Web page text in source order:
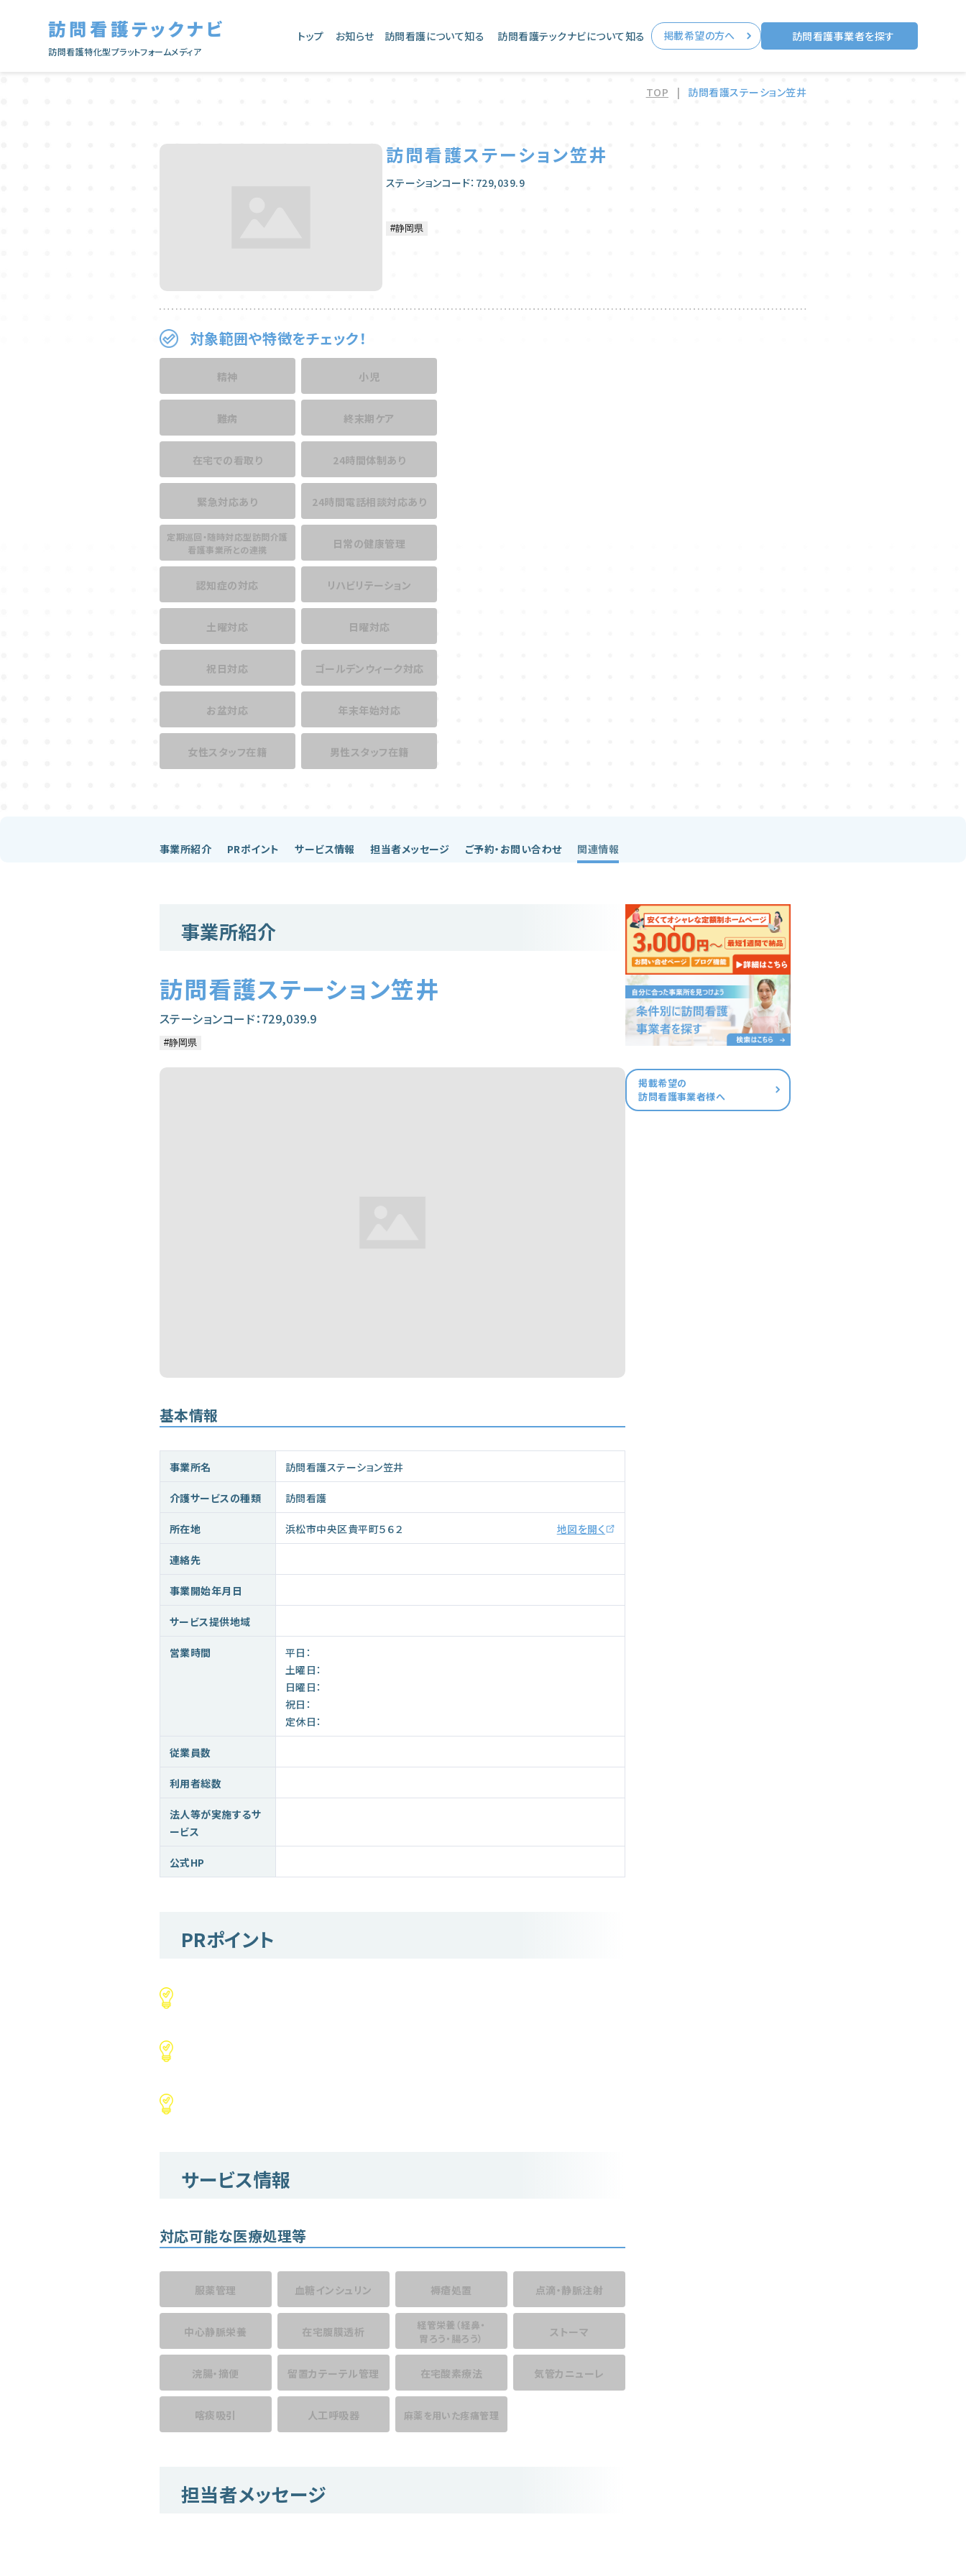
訪問看護テックナビ
訪問看護特化型プラットフォームメディア
トップ お知らせ 訪問看護について知る 訪問看護テックナビについて知る 掲載希望の方へ 訪問看護事業者を探す
TOP | 訪問看護ステーション笠井
訪問看護ステーション笠井
ステーションコード：729,039.9
対象範囲や特徴をチェック！
精神 小児
難病 終末期ケア
在宅での看取り 24時間体制あり
緊急対応あり 24時間電話相談対応あり
定期巡回・随時対応型訪問介護
看護事業所との連携
日常の健康管理
認知症の対応 リハビリテーション
土曜対応 日曜対応
祝日対応 ゴールデンウィーク対応
お盆対応 年末年始対応
女性スタッフ在籍 男性スタッフ在籍
事業所紹介 PRポイント サービス情報 担当者メッセージ ご予約・お問い合わせ 関連情報
事業所紹介
訪問看護ステーション笠井
ステーションコード：729,039.9
基本情報
事業所名 訪問看護ステーション笠井
介護サービスの種類 訪問看護
所在地 浜松市中央区貴平町５６２ 地図を開く
連絡先
事業開始年月日
サービス提供地域
営業時間
平日：
土曜日：
日曜日：
祝日：
定休日：
従業員数
利用者総数
法人等が実施するサ
ービス
公式HP
PRポイント
サービス情報
対応可能な医療処理等
服薬管理 血糖インシュリン 褥瘡処置 点滴・静脈注射
中心静脈栄養 在宅腹膜透析 経管栄養 （経鼻・
胃ろう・腸ろう）
ストーマ
浣腸・摘便 留置カテーテル管理 在宅酸素療法 気管カニューレ
喀痰吸引 人工呼吸器 麻薬を用いた疼痛管理
担当者メッセージ
掲載希望の
訪問看護事業者様へ